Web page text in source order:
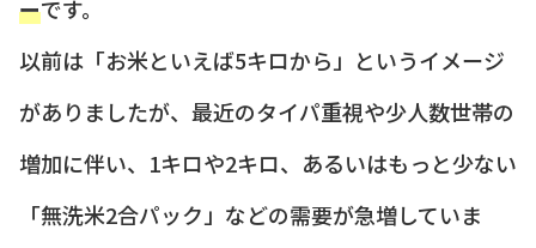
ーです。
以前は「お米といえば5キロから」というイメージ
がありましたが、最近のタイパ重視や少人数世帯の
増加に伴い、1キロや2キロ、あるいはもっと少ない
「無洗米2合パック」などの需要が急増していま